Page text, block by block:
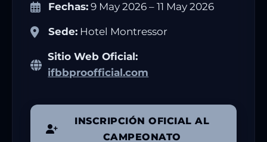
Fechas: 9 May 2026 – 11 May 2026
Sede: Hotel Montressor
Sitio Web Oficial:
ifbbproofficial.com
INSCRIPCIÓN OFICIAL AL
CAMPEONATO